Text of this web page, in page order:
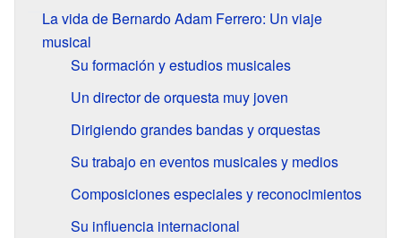
La vida de Bernardo Adam Ferrero: Un viaje
musical
Su formación y estudios musicales
Un director de orquesta muy joven
Dirigiendo grandes bandas y orquestas
Su trabajo en eventos musicales y medios
Composiciones especiales y reconocimientos
Su influencia internacional